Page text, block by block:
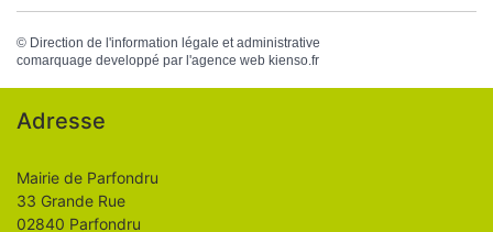
© Direction de l'information légale et administrative
comarquage developpé par l'agence web kienso.fr
Adresse
Mairie de Parfondru
33 Grande Rue
02840 Parfondru